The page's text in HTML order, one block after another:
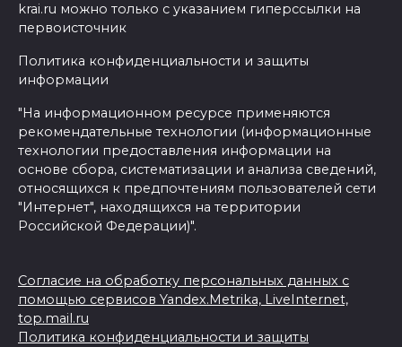
krai.ru можно только с указанием гиперссылки на
первоисточник
Политика конфиденциальности и защиты
информации
"На информационном ресурсе применяются
рекомендательные технологии (информационные
технологии предоставления информации на
основе сбора, систематизации и анализа сведений,
относящихся к предпочтениям пользователей сети
"Интернет", находящихся на территории
Российской Федерации)".
Согласие на обработку персональных данных с
помощью сервисов Yandex.Metrika, LiveInternet,
top.mail.ru
Политика конфиденциальности и защиты